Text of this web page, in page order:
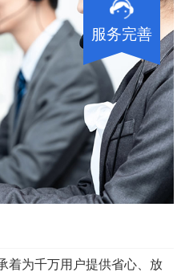
服务完善
着为千万用户提供省心、放